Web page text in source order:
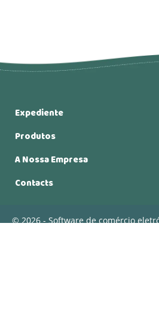
Expediente
Produtos
A Nossa Empresa
Contacts
© 2026 - Software de comércio